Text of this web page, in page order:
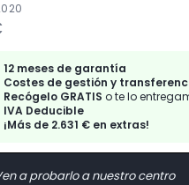
12 meses de garantía
Costes de gestión y
Recógelo GRATIS o te lo
IVA Deducible
¡Más de 2.631 € en extras!
a probarlo a nuestro centro